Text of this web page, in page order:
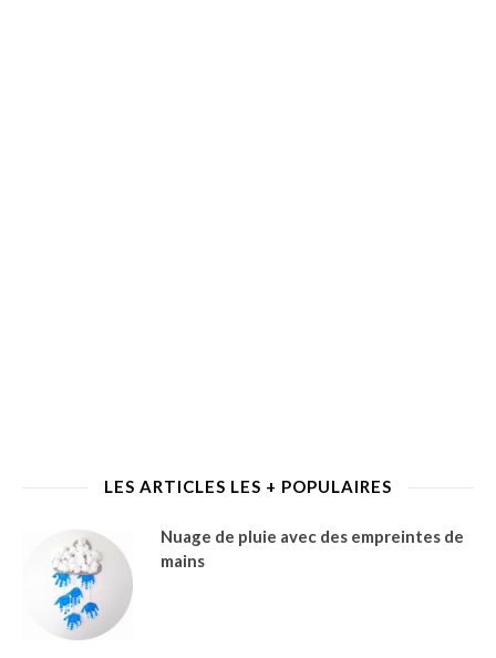
LES ARTICLES LES + POPULAIRES
Nuage de pluie avec des empreintes de
mains